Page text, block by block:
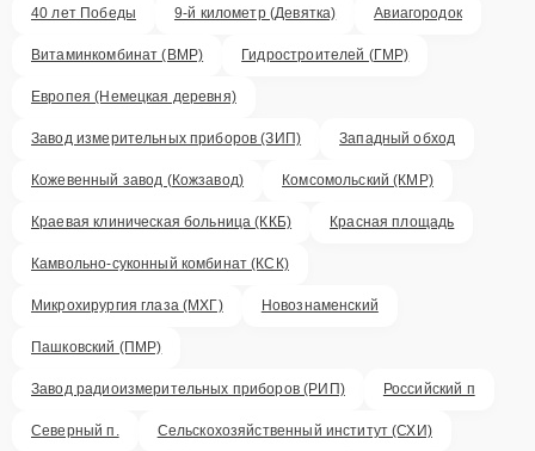
40 лет Победы 9-й километр (Девятка) Авиагородок
Витаминкомбинат (ВМР) Гидростроителей (ГМР)
Европея (Немецкая деревня)
Завод измерительных приборов (ЗИП) Западный обход
Кожевенный завод (Кожзавод) Комсомольский (КМР)
Краевая клиническая больница (ККБ) Красная площадь
Камвольно-суконный комбинат (КСК)
Микрохирургия глаза (МХГ) Новознаменский
Пашковский (ПМР)
Завод радиоизмерительных приборов (РИП) Российский п
Северный п. Сельскохозяйственный институт (СХИ)